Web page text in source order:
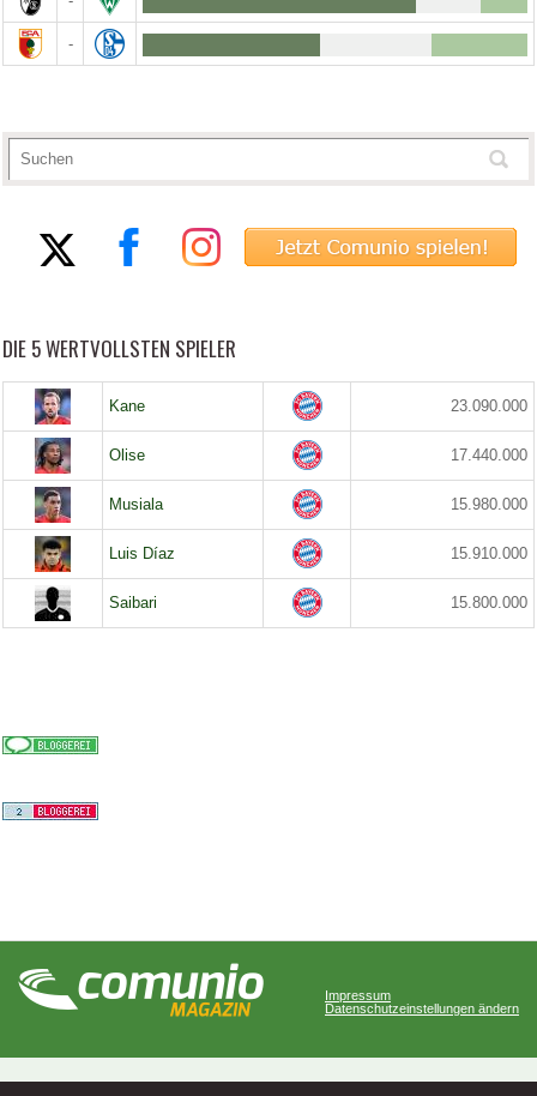
-
DIE 5 WERTVOLLSTEN SPIELER
Kane 23.090.000
Olise 17.440.000
Musiala 15.980.000
Luis Díaz 15.910.000
Saibari 15.800.000
Impressum
Datenschutzeinstellungen ändern